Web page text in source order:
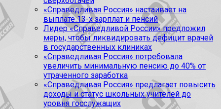
«Справедливая Россия» настаивает на
выплате 13-х зарплат и пенсий
Лидер «Справедливой России» предложил
меры, чтобы ликвидировать дефицит врачей
в государственных клиниках
«Справедливая Россия» потребовала
увеличить минимальную пенсию до 40% от
утраченного заработка
«Справедливая Россия» предлагает повысить
доходы и статус школьных учителей до
уровня госслужащих